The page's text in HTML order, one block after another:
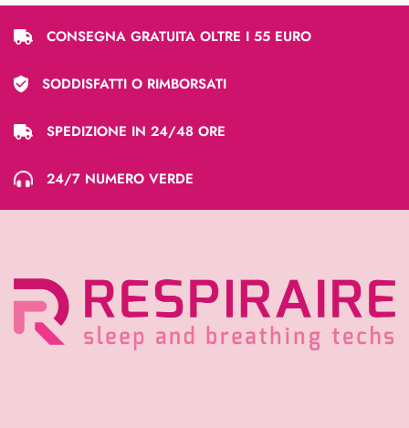
CONSEGNA GRATUITA OLTRE I 55 EURO
SODDISFATTI O RIMBORSATI
SPEDIZIONE IN 24/48 ORE
24/7 NUMERO VERDE